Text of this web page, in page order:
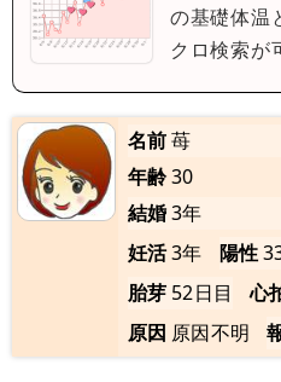
の基礎体温
クロ検索が
名前苺
年齢30
結婚3年
妊活3年 陽性
胎芽 52日目 心
原因 原因不明